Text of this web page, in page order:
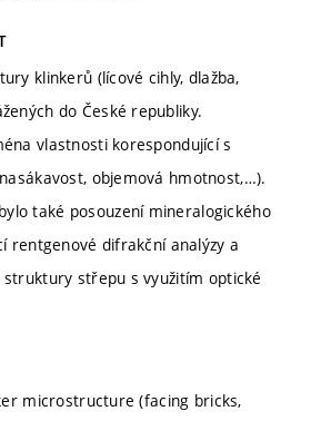
klinkerů (lícové cihly, dlažba,
do České republiky.
vlastnosti korespondující s
objemová hmotnost,…).
také posouzení mineralogického
rentgenové difrakční analýzy a
střepu s využitím optické
microstructure (facing bricks,